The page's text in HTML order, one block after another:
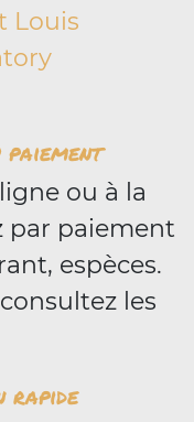
Louis
ou à la
par paiement
espèces.
les
rapide